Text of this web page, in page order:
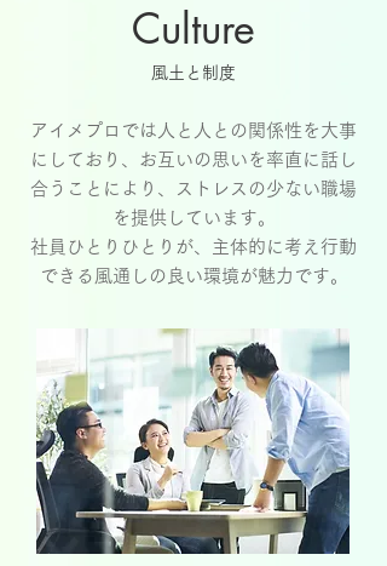
Culture
​風土と制度
アイメプロでは人と人との関係性を大事
にしており、お互いの思いを率直に話し
合うことにより、ストレスの少ない職場
を提供しています。
社員ひとりひとりが、主体的に考え行動
できる風通しの良い環境が魅力です。